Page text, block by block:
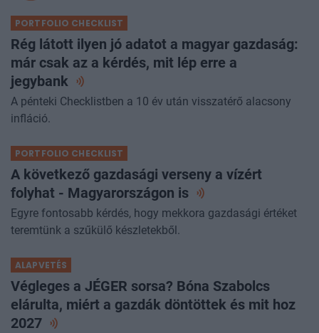
PORTFOLIO CHECKLIST
Rég látott ilyen jó adatot a magyar gazdaság:
már csak az a kérdés, mit lép erre a
jegybank
A pénteki Checklistben a 10 év után visszatérő alacsony
infláció.
PORTFOLIO CHECKLIST
A következő gazdasági verseny a vízért
folyhat - Magyarországon is
Egyre fontosabb kérdés, hogy mekkora gazdasági értéket
teremtünk a szűkülő készletekből.
ALAPVETÉS
Végleges a JÉGER sorsa? Bóna Szabolcs
elárulta, miért a gazdák döntöttek és mit hoz
2027